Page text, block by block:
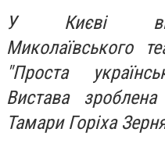
У Києві
Миколаївського
"Проста
Вистава
Тамари Горіха